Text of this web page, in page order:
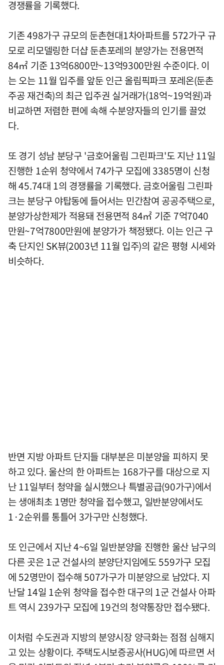
경쟁률을 기록했다.
기존 498가구 규모의 둔촌현대1차아파트를 572가구 규
모로 리모델링한 더샵 둔촌포레의 분양가는 전용면적
84㎡ 기준 13억6800만~13억9300만원 수준이다. 이
는 오는 11월 입주를 앞둔 인근 올림픽파크 포레온(둔촌
주공 재건축)의 최근 입주권 실거래가(18억~19억원)과
비교하면 저렴한 편에 속해 수분양자들의 인기를 끌었
다.
또 경기 성남 분당구 '금호어울림 그린파크'도 지난 11일
진행한 1순위 청약에서 74가구 모집에 3385명이 신청
해 45.74대 1의 경쟁률을 기록했다. 금호어울림 그린파
크는 분당구 야탑동에 들어서는 민간참여 공공주택으로,
분양가상한제가 적용돼 전용면적 84㎡ 기준 7억7040
만원~7억7800만원에 분양가가 책정됐다. 이는 인근 구
축 단지인 SK뷰(2003년 11월 입주)의 같은 평형 시세와
비슷하다.
반면 지방 아파트 단지들 대부분은 미분양을 피하지 못
하고 있다. 울산의 한 아파트는 168가구를 대상으로 지
난 11일부터 청약을 실시했으나 특별공급(90가구)에서
는 생애최초 1명만 청약을 접수했고, 일반분양에서도
1·2순위를 통틀어 3가구만 신청했다.
또 인근에서 지난 4~6일 일반분양을 진행한 울산 남구의
다른 곳은 1군 건설사의 분양단지임에도 559가구 모집
에 52명만이 접수해 507가구가 미분양으로 남았다. 지
난달 14일 1순위 청약을 접수한 대구의 1군 건설사 아파
트 역시 239가구 모집에 19건의 청약통장만 접수됐다.
이처럼 수도권과 지방의 분양시장 양극화는 점점 심해지
고 있는 상황이다. 주택도시보증공사(HUG)에 따르면 서